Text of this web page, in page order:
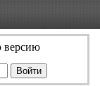
версию